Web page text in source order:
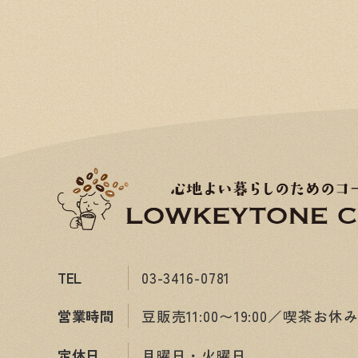
TEL
03-3416-0781
営業時間
豆販売11:00〜19:00／喫茶お休